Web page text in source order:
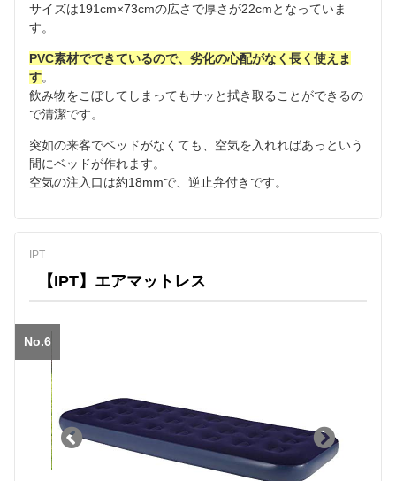
サイズは191cm×73cmの広さで厚さが22cmとなっていま
す。
PVC素材でできているので、劣化の心配がなく長く使えま
す。
飲み物をこぼしてしまってもサッと拭き取ることができるの
で清潔です。
突如の来客でベッドがなくても、空気を入れればあっという
間にベッドが作れます。
空気の注入口は約18mmで、逆止弁付きです。
IPT
【IPT】エアマットレス
No.6